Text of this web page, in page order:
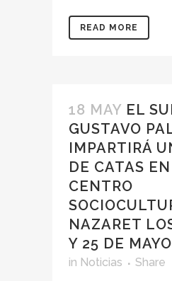
READ MORE
18 MAY EL
GUSTAVO
IMPARTIRÁ
DE CATAS
CENTRO
NAZARET
Y 25 DE MAYO
in Noticias Share